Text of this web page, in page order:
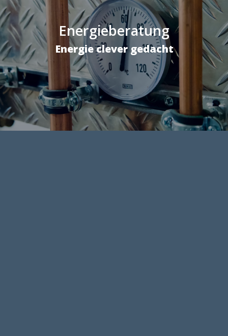
Energieberatung
Energie clever gedacht